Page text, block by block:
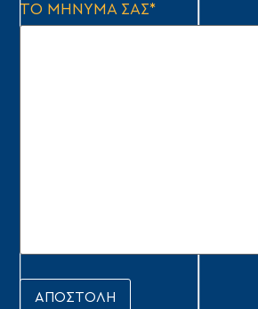
ΤΟ ΜΗΝΥΜΑ ΣΑΣ*